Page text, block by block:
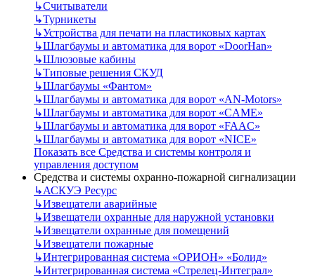
↳Считыватели
↳Турникеты
↳Устройства для печати на пластиковых картах
↳Шлагбаумы и автоматика для ворот «DoorHan»
↳Шлюзовые кабины
↳Типовые решения СКУД
↳Шлагбаумы «Фантом»
↳Шлагбаумы и автоматика для ворот «AN-Motors»
↳Шлагбаумы и автоматика для ворот «CAME»
↳Шлагбаумы и автоматика для ворот «FAAC»
↳Шлагбаумы и автоматика для ворот «NICE»
Показать все Средства и системы контроля и
управления доступом
Средства и системы охранно-пожарной сигнализации
↳АСКУЭ Ресурс
↳Извещатели аварийные
↳Извещатели охранные для наружной установки
↳Извещатели охранные для помещений
↳Извещатели пожарные
↳Интегрированная система «ОРИОН» «Болид»
↳Интегрированная система «Стрелец-Интеграл»